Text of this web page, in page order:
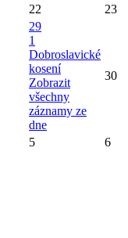
22 23
29
1
Dobroslavické
kosení
Zobrazit
všechny
záznamy ze
dne
30
5 6